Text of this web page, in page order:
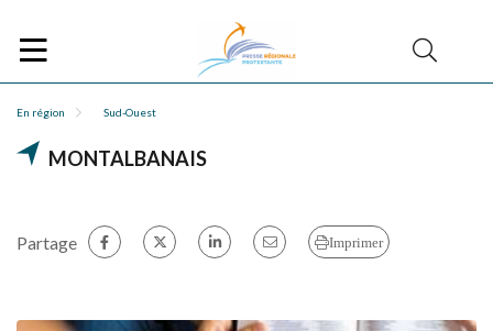
En région Sud-Ouest
MONTALBANAIS
Partage Imprimer